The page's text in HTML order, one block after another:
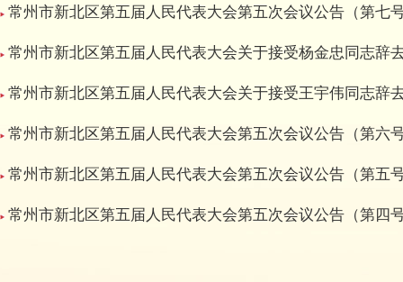
常州市新北区第五届人民代表大会第五次会议公告（第七
常州市新北区第五届人民代表大会关于接受杨金忠同志辞
常州市新北区第五届人民代表大会关于接受王宇伟同志辞
常州市新北区第五届人民代表大会第五次会议公告（第六
常州市新北区第五届人民代表大会第五次会议公告（第五
常州市新北区第五届人民代表大会第五次会议公告（第四